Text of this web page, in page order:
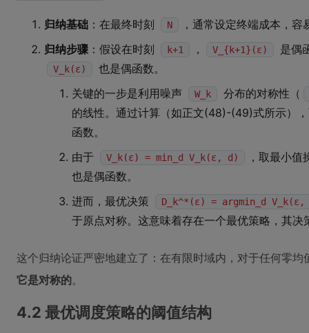
归纳基础 ：在最终时刻 N
，通常设定终端成本，
归纳步骤 ：假设在时刻 k+1 ， V_{k+1}(ε) 是偶
V_k(ε)
也是偶函数。
关键的一步是利用噪声
W_k
分布的对称性（
的线性。通过计算（如正文(48)-(49)式所示）
函数。
由于
V_k(ε) = min_d V_k(ε, d)
，取最小
也是偶函数。
进而，最优决策
D_k^*(ε) = argmin_d
于原点对称。这意味着存在一个最优策略，其
这个归纳论证严密地建立了：在有限时域内，对于任何零均
它是对称的。
4.2 最优调度策略的阈值结构